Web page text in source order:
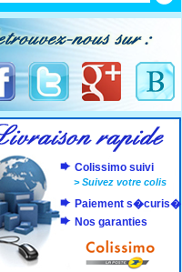
Colissimo suivi
>Suivez votre colis
Paiement s�curis�
Nos garanties